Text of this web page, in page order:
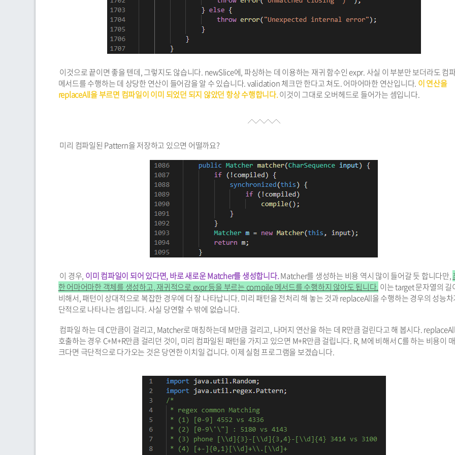
이것으로 끝이면 좋을 텐데, 그렇지도 않습니다. newSlice에, 파싱하는 데 이용하는 재귀 함수인 expr. 사실 이 부분만 보더라도 컴
메서드를 수행하는 데 상당한 연산이 들어감을 알 수 있습니다. validation 체크만 한다고 쳐도. 어마어마한 연산입니다. 이 연산을
replaceAll을 부르면 컴파일이 이미 되었던 되지 않았던 항상 수행합니다.이것이 그대로 오버헤드로 들어가는 셈입니다.
미리 컴파일된 Pattern을 저장하고 있으면 어떨까요?
이 경우, 이미 컴파일이 되어 있다면, 바로 새로운 Matcher를 생성합니다.Matcher를 생성하는 비용 역시 많이 들어갈 듯 합니다만,
한 어마어마한 객체를 생성하고, 재귀적으로 expr 등을 부르는 compile 메서드를 수행하지 않아도 됩니다. 이는 target 문자열의 길
비해서, 패턴이 상대적으로 복잡한 경우에 더 잘 나타납니다. 미리 패턴을 전처리 해 놓는 것과 replaceAll을 수행하는 경우의 성능
단적으로 나타나는 셈입니다. 사실 당연할 수 밖에 없습니다.
컴파일 하는 데 C만큼이 걸리고, Matcher로 매칭하는데 M만큼 걸리고, 나머지 연산을 하는 데 R만큼 걸린다고 해 봅시다.
호출하는 경우 C+M+R만큼 걸리던 것이, 미리 컴파일된 패턴을 가지고 있으면 M+R만큼 걸립니다. R, M에 비해서 C를 하는 비용이
크다면 극단적으로 다가오는 것은 당연한 이치일 겁니다. 이제 실험 프로그램을 보겠습니다.